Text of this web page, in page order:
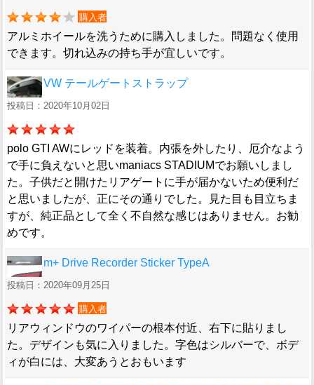
購入者
アルミホイールを洗うために購入しました。問題なく使用
できます。切れ込みの持ち手が宜しいです。
VW テールゲートストラップ
投稿日：2020年10月02日
polo GTI AWにレッドを装着。内張を外したり、厄介なよう
で手に負えないと思いmaniacs STADIUMでお願いしまし
た。子供だと開けたリアゲートに手が届かないため便利だ
と思いましたが、正にその通りでした。見た目も目立ちま
すが、純正品として全く不自然な感じはありません。お勧
めです。
m+ Drive Recorder Sticker TypeA
投稿日：2020年09月25日
購入者
リアウィンドウのワイパーの根本付近、右下に貼りまし
た。デザインも気に入りました。字色はシルバーで、ボデ
ィが白には、大変あうとおもいます